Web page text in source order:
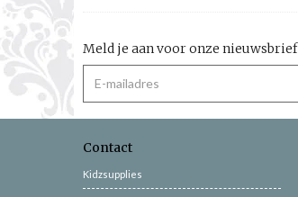
Meld je aan voor onze nieuwsbrief
Contact
Kidzsupplies